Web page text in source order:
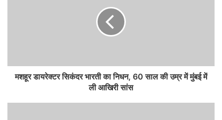
मशहूर डायरेक्टर सिकंदर भारती का निधन, 60 साल की उम्र में मुंबई में
ली आखिरी सांस